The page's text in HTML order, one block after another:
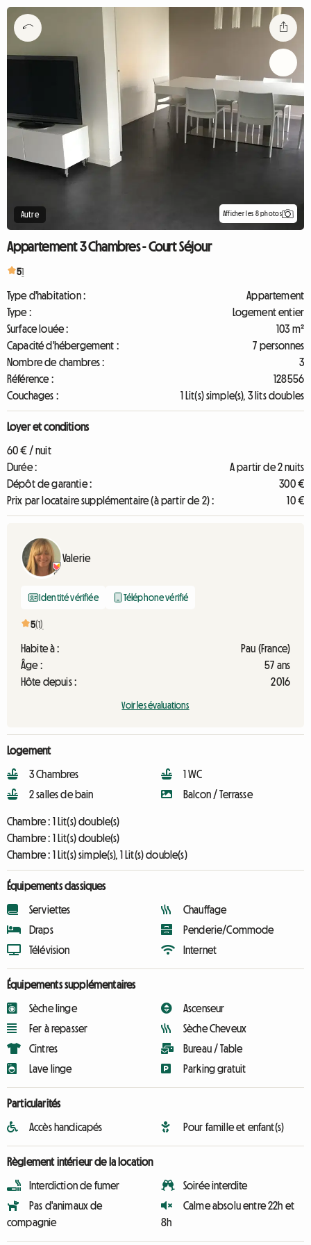
Autre Afficher les 8 photos
Appartement 3 Chambres - Court Séjour
51
Type d'habitation :
Appartement
Type :
Logement entier
Surface louée :
103 m²
Capacité d'hébergement :
7 personnes
Nombre de chambres :
3
Référence :
128556
Couchages :
1 Lit(s) simple(s), 3 lits doubles
Loyer et conditions
60 € / nuit
Durée :
A partir de 2 nuits
Dépôt de garantie :
300 €
Prix par locataire supplémentaire (à partir de 2) :
10 €
Valerie
Identité vérifiée Téléphone vérifié
5(1)
Habite à :
Pau (France)
Âge :
57 ans
Hôte depuis :
2016
Voir les évaluations
Logement
3 Chambres
2 salles de bain
1 WC
Balcon / Terrasse
Chambre : 1 Lit(s) double(s)
Chambre : 1 Lit(s) double(s)
Chambre : 1 Lit(s) simple(s), 1 Lit(s) double(s)
Équipements classiques
Serviettes
Draps
Télévision
Chauffage
Penderie/Commode
Internet
Équipements supplémentaires
Sèche linge
Fer à repasser
Cintres
Lave linge
Ascenseur
Sèche Cheveux
Bureau / Table
Parking gratuit
Particularités
Accès handicapés Pour famille et enfant(s)
Règlement intérieur de la location
Interdiction de fumer
Pas d'animaux de
compagnie
Soirée interdite
Calme absolu entre 22h et
8h